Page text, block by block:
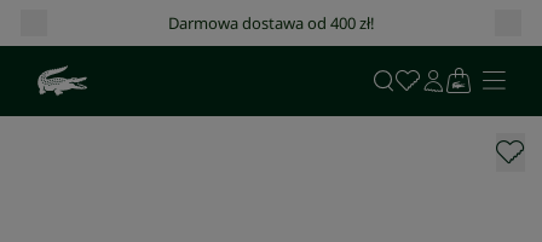
Darmowa dostawa od 400 zł!